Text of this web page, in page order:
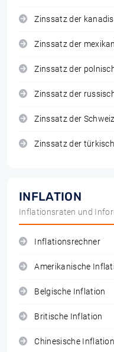
Zinssatz der
Zinssatz der
Zinssatz der
Zinssatz der
Zinssatz der
Zinssatz der
INFLATION
Inflationsraten und
Inflationsrechner
Amerikanische
Belgische Inflation
Britische Inflation
Chinesische Inflation